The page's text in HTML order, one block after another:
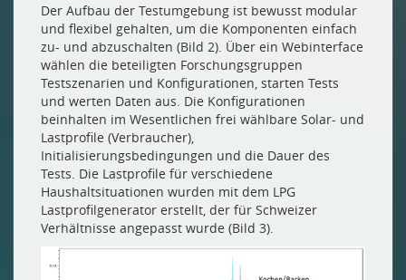
Der Aufbau der Testumgebung ist bewusst modular
und flexibel gehalten, um die Komponenten einfach
zu- und abzuschalten (Bild 2). Über ein Webinterface
wählen die beteiligten Forschungsgruppen
Testszenarien und Konfigurationen, starten Tests
und werten Daten aus. Die Konfigurationen
beinhalten im Wesentlichen frei wählbare Solar- und
Lastprofile (Verbraucher),
Initialisierungsbedingungen und die Dauer des
Tests. Die Lastprofile für verschiedene
Haushaltsituationen wurden mit dem LPG
Lastprofilgenerator erstellt, der für Schweizer
Verhältnisse angepasst wurde (Bild 3).